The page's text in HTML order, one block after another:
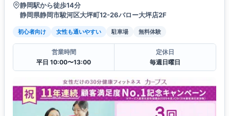
静岡駅から徒歩14分
静岡県静岡市駿河区大坪町12-26バロー大坪店2F
初心者向け 女性も通いやすい 駐車場 無料体験
営業時間
平日 10:00〜13:00
定休日
毎週日曜日